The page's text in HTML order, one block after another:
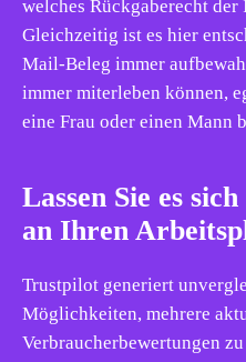
welches Rückgaberecht
Gleichzeitig ist es hier
Mail-Beleg immer
immer miterleben können,
eine Frau oder einen Mann
Lassen Sie es
an Ihren
Trustpilot generiert
Möglichkeiten, mehrere
Verbraucherbewertungen